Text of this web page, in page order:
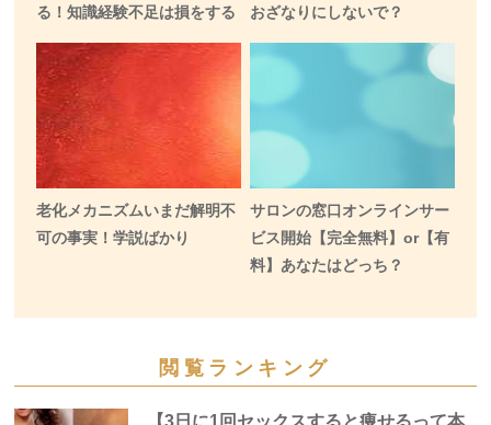
る！知識経験不足は損をする
おざなりにしないで？
老化メカニズムいまだ解明不
可の事実！学説ばかり
サロンの窓口オンラインサー
ビス開始【完全無料】or【有
料】あなたはどっち？
閲覧ランキング